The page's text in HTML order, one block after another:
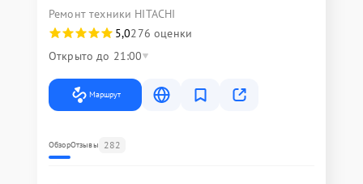
Ремонт техники HITACHI
5,0276 оценки
Открыто до 21:00
Маршрут
ОбзорОтзывы 282